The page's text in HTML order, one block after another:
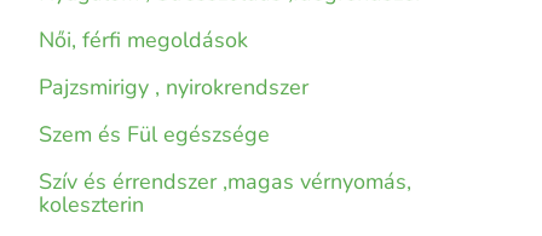
Női, férfi megoldások
Pajzsmirigy , nyirokrendszer
Szem és Fül egészsége
Szív és érrendszer ,magas vérnyomás,
koleszterin